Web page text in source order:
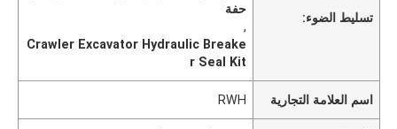
تسليط الضوء:
حفة
,
Crawler Excavator Hydraulic Breake
r Seal Kit
اسم العلامة التجارية RWH